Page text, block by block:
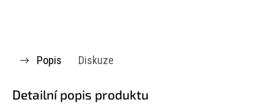
Popis Diskuze
Detailní popis produktu